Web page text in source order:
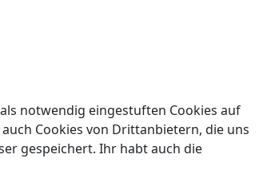
notwendig eingestuften Cookies auf
Cookies von Drittanbietern, die uns
gespeichert. Ihr habt auch die